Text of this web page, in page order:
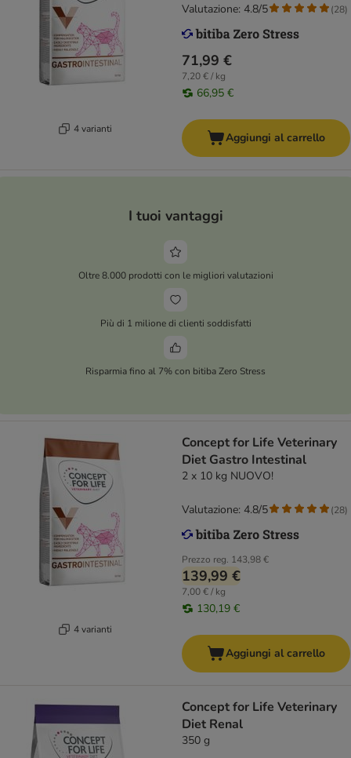
4 varianti
71,99 €
7,20 € / kg
66,95 €
Valutazione: 4.8/5 (28)
Aggiungi al carrello
I tuoi vantaggi
Oltre 8.000 prodotti con le migliori valutazioni
Più di 1 milione di clienti soddisfatti
Risparmia fino al 7% con bitiba Zero Stress
4 varianti
Concept for Life Veterinary
Diet Gastro Intestinal
2 x 10 kg NUOVO!
Prezzo reg. 143,98 €
139,99 €
7,00 € / kg
130,19 €
Valutazione: 4.8/5 (28)
Aggiungi al carrello
Concept for Life Veterinary
Diet Renal
350 g